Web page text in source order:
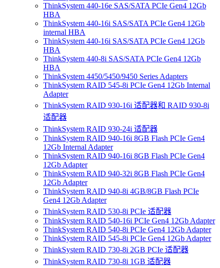
ThinkSystem 440-16e SAS/SATA PCIe Gen4 12Gb
HBA
ThinkSystem 440-16i SAS/SATA PCIe Gen4 12Gb
internal HBA
ThinkSystem 440-16i SAS/SATA PCIe Gen4 12Gb
HBA
ThinkSystem 440-8i SAS/SATA PCIe Gen4 12Gb
HBA
ThinkSystem 4450/5450/9450 Series Adapters
ThinkSystem RAID 545-8i PCIe Gen4 12Gb Internal
Adapter
ThinkSystem RAID 930-16i 适配器和 RAID 930-8i
适配器
ThinkSystem RAID 930-24i 适配器
ThinkSystem RAID 940-16i 8GB Flash PCIe Gen4
12Gb Internal Adapter
ThinkSystem RAID 940-16i 8GB Flash PCIe Gen4
12Gb Adapter
ThinkSystem RAID 940-32i 8GB Flash PCIe Gen4
12Gb Adapter
ThinkSystem RAID 940-8i 4GB/8GB Flash PCIe
Gen4 12Gb Adapter
ThinkSystem RAID 530-8i PCIe 适配器
ThinkSystem RAID 540-16i PCIe Gen4 12Gb Adapter
ThinkSystem RAID 540-8i PCIe Gen4 12Gb Adapter
ThinkSystem RAID 545-8i PCIe Gen4 12Gb Adapter
ThinkSystem RAID 730-8i 2GB PCIe 适配器
ThinkSystem RAID 730-8i 1GB 适配器